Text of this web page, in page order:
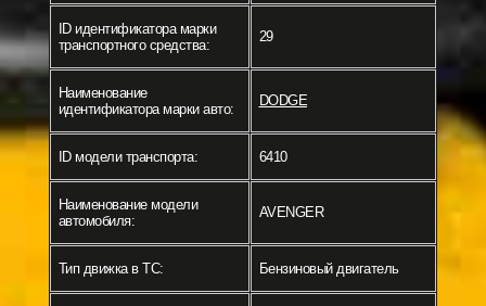
ID идентификатора марки
транспортного средства:
29
Наименование
идентификатора марки авто:
DODGE
ID модели транспорта: 6410
Наименование модели
автомобиля:
AVENGER
Тип движка в ТС: Бензиновый двигатель